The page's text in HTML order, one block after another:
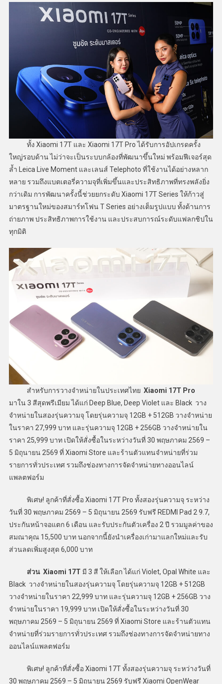
ทั้ง Xiaomi 17T และ Xiaomi 17T Pro ได้รับการอัปเกรดครั้ง
ใหญ่รอบด้าน ไม่ว่าจะเป็นระบบกล้องที่พัฒนาขึ้นใหม่ พร้อมฟีเจอร์สุด
ล้ำ Leica Live Moment และเลนส์ Telephoto ที่ใช้งานได้อย่างหลาก
หลาย รวมถึงแบตเตอรี่ความจุที่เพิ่มขึ้นและประสิทธิภาพที่ทรงพลังยิ่ง
กว่าเดิม การพัฒนาครั้งนี้ช่วยยกระดับ Xiaomi 17T Series ให้ก้าวสู่
มาตรฐานใหม่ของสมาร์ทโฟน T Series อย่างเต็มรูปแบบ ทั้งด้านการ
ถ่ายภาพ ประสิทธิภาพการใช้งาน และประสบการณ์ระดับแฟลกชิปใน
ทุกมิติ
สำหรับการวางจำหน่ายในประเทศไทย Xiaomi 17T Pro
มาใน 3 สีสุดพรีเมียม ได้แก่ Deep Blue, Deep Violet และ Black วาง
จำหน่ายในสองรุ่นความจุ โดยรุ่นความจุ 12GB + 512GB วางจำหน่าย
ในราคา 27,999 บาท และรุ่นความจุ 12GB + 256GB วางจำหน่ายใน
ราคา 25,999 บาท เปิดให้สั่งซื้อในระหว่างวันที่ 30 พฤษภาคม 2569 –
5 มิถุนายน 2569 ที่ Xiaomi Store และร้านตัวแทนจำหน่ายที่ร่วม
รายการทั่วประเทศ รวมถึงช่องทางการจัดจำหน่ายทางออนไลน์
แพลตฟอร์ม
พิเศษ! ลูกค้าที่สั่งซื้อ Xiaomi 17T Pro ทั้งสองรุ่นความจุ ระหว่าง
วันที่ 30 พฤษภาคม 2569 – 5 มิถุนายน 2569 รับฟรี REDMI Pad 2 9.7,
ประกันหน้าจอแตก 6 เดือน และรับประกันตัวเครื่อง 2 ปี รวมมูลค่าของ
สมณาคุณ 15,500 บาท นอกจากนี้ยังนำเครื่องเก่ามาแลกใหม่และรับ
ส่วนลดเพิ่มสูงสุด 6,000 บาท
ส่วน Xiaomi 17T มี 3 สี ให้เลือก ได้แก่ Violet, Opal White และ
Black วางจำหน่ายในสองรุ่นความจุ โดยรุ่นความจุ 12GB + 512GB
วางจำหน่ายในราคา 22,999 บาท และรุ่นความจุ 12GB + 256GB วาง
จำหน่ายในราคา 19,999 บาท เปิดให้สั่งซื้อในระหว่างวันที่ 30
พฤษภาคม 2569 – 5 มิถุนายน 2569 ที่ Xiaomi Store และร้านตัวแทน
จำหน่ายที่ร่วมรายการทั่วประเทศ รวมถึงช่องทางการจัดจำหน่ายทาง
ออนไลน์แพลตฟอร์ม
พิเศษ! ลูกค้าที่สั่งซื้อ Xiaomi 17T ทั้งสองรุ่นความจุ ระหว่างวันที่
30 พฤษภาคม 2569 – 5 มิถุนายน 2569 รับฟรี Xiaomi OpenWear